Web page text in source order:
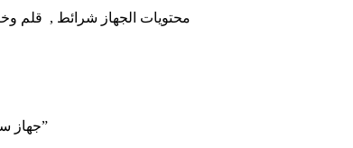
محتويات الجهاز شرائط , قلم
Be the first to review “جهاز سكر جلوكولاب”